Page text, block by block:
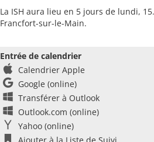
La ISH aura lieu en 5 jours de lundi,
Francfort-sur-le-Main.
Entrée de calendrier
Calendrier Apple
Google (online)
Transférer à Outlook
Outlook.com (online)
Yahoo (online)